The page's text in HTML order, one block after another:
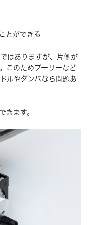
とができる
はありますが、片側が
このためプーリーなど
ルやダンパなら問題あ
きます。